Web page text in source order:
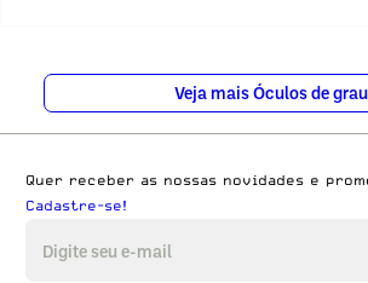
Veja mais Óculos de grau
Quer receber as nossas novidades e
Cadastre-se!